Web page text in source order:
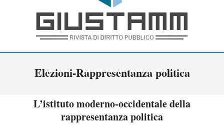
Giustamm
NavigationElezioni-Rappresentanza politica
L’istituto moderno-occidentale della
rappresentanza politica